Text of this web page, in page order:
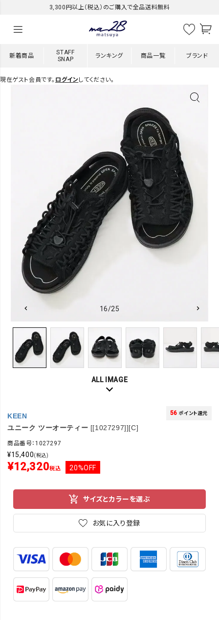
3,300円以上（税込）のご購入で全品送料無料
新着商品
STAFF
SNAP
ランキング 商品一覧 ブランド
現在ゲスト会員です。 ログインしてください。
16/25
ALL IMAGE
KEEN
ユニーク ツーオーティー [[1027297]][C]
56 ポイント還元
商品番号：1027297
¥15,400(税込)
¥12,320税込 20%OFF
サイズとカラーを選ぶ
お気に入り登録